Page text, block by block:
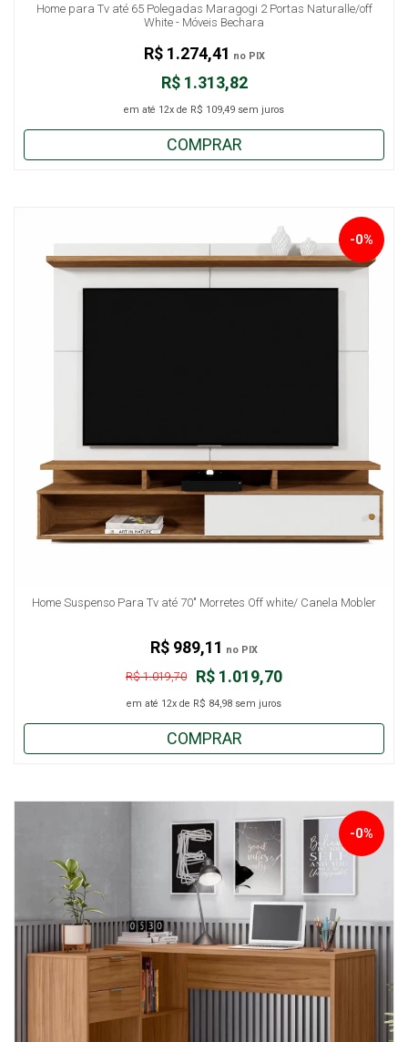
Home para Tv até 65 Polegadas Maragogi 2 Portas Naturalle/off
White - Móveis Bechara
R$ 1.313,82
em até 12x de R$ 109,49 sem juros
R$ 1.274,41 no PIX
COMPRAR
Home Suspenso Para Tv até 70" Morretes Off white/ Canela Mobler
R$ 1.019,70
R$ 1.019,70
-0%
em até 12x de R$ 84,98 sem juros
R$ 989,11 no PIX
COMPRAR
-0%